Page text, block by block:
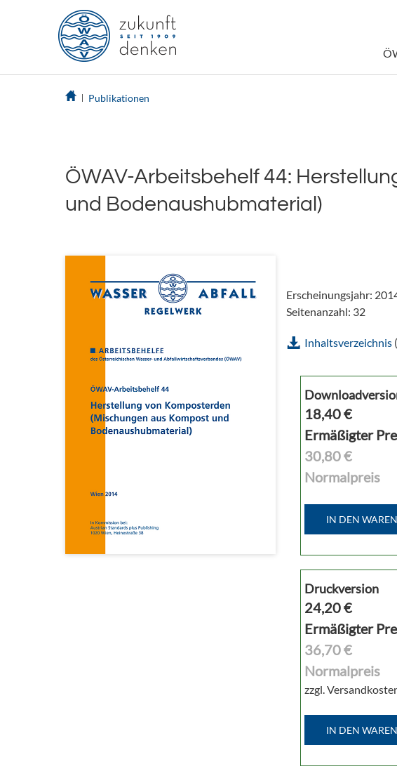
Publikationen
ÖWAV-Arbeitsbehelf 44:
und Bodenaushubmaterial)
Erscheinungsjahr:
Seitenanzahl: 32
Inhaltsverzeichnis
18,40€
Ermäßigter
30,80 €
Normalpreis
IN DEN
Druckversion
24,20€
Ermäßigter
36,70 €
Normalpreis
zzgl.
IN DEN